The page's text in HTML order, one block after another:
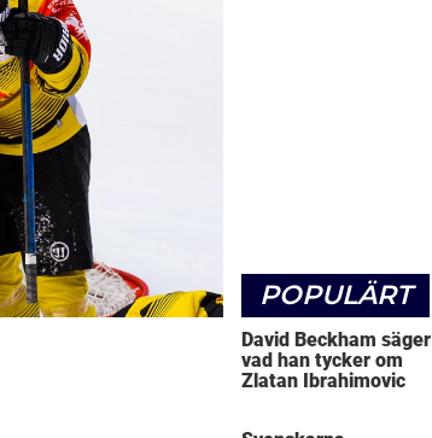
POPULÄRT
David Beckham säger
vad han tycker om
Zlatan Ibrahimovic